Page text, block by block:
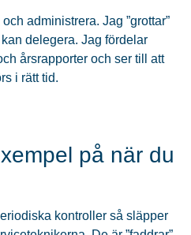
administrera. Jag ”grottar”
delegera. Jag fördelar
årsrapporter och ser till att
i rätt tid.
på när du
kontroller så släpper